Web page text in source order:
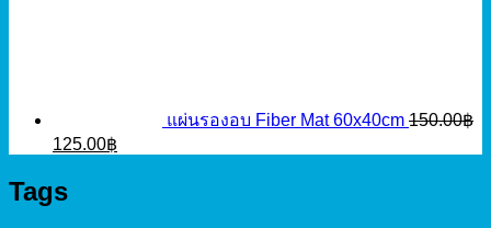
แผ่นรองอบ Fiber Mat 60x40cm 150.00฿
Original
150.00฿.
125.00฿
Tags